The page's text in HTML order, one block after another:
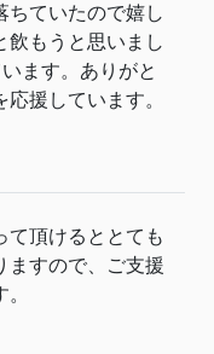
ちていたので嬉し
飲もうと思いまし
ます。ありがと
援しています。
て頂けるととても
ますので、ご支援